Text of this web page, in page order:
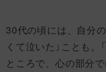
30代の頃には、自分
くて泣いた」ことも
ところで、心の部分